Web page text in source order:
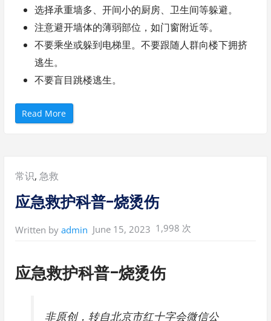
选择承重墙多、开间小的厨房、卫生间等躲避。
注意避开墙体的薄弱部位，如门窗附近等。
不要乘坐或躲到电梯里。不要跟随人群向楼下拥挤
逃生。
不要盲目跳楼逃生。
Read More“
应
Posted
in:
常识, 急救
应急救护科普-烧烫伤
Written by admin June 15, 2023 1,998 次
应急救护科普-烧烫伤
非原创，转自北京市红十字会微信公